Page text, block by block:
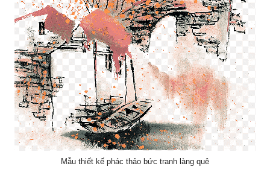
Mẫu thiết kế phác thảo bức tranh làng quê